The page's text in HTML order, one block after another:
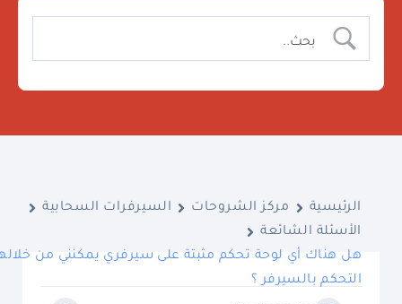
الرئيسية مركز الشروحات
السيرفرات السحابية
الأسئلة الشائعة
هل هناك أي لوحة تحكم مثبتة على سيرفري يمكنني من خلالها
التحكم بالسيرفر ؟